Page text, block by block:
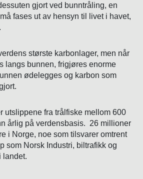
gjort ved bunntråling, en
fases ut av hensyn til livet i havet,
største karbonlager, men når
langs bunnen, frigjøres enorme
ødelegges og karbon som
utslippene fra trålfiske mellom 600
årlig på verdensbasis. 26 millioner
i Norge, noe som tilsvarer omtrent
som Norsk Industri, biltrafikk og
landet.